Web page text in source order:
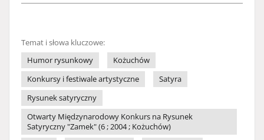
Temat i słowa kluczowe:
Humor rysunkowy
Kożuchów
Konkursy i festiwale artystyczne
Satyra
Rysunek satyryczny
Otwarty Międzynarodowy Konkurs na Rysunek
Satyryczny "Zamek" (6 ; 2004 ; Kożuchów)